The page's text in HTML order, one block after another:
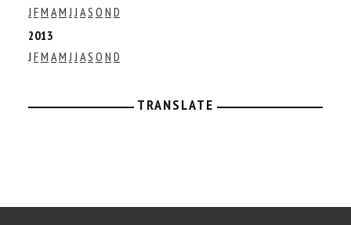
J FM AM J J AS O N D
2013
J FM AM J J AS O N D
TRANSLATE